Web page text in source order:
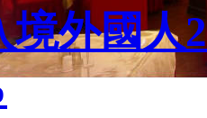
境外國人